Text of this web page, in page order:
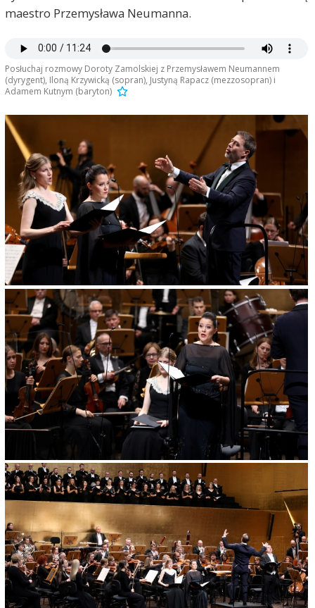
maestro Przemysława Neumanna.
Posłuchaj rozmowy Doroty Zamolskiej z Przemysławem Neumannem
(dyrygent), Iloną Krzywicką (sopran), Justyną Rapacz (mezzosopran) i
Adamem Kutnym (baryton)